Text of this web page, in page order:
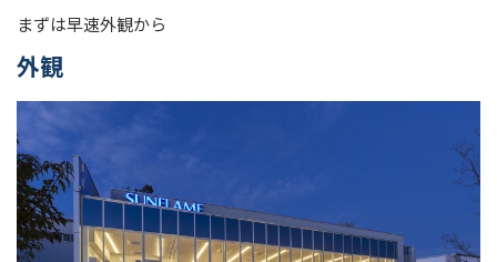
まずは早速外観から
外観